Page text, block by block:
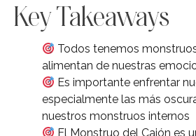
Key Takeaways
Todos tenemos
alimentan de nuestras
Es importante enfrentar
especialmente las más
nuestros monstruos internos
El Monstruo del Cajón es